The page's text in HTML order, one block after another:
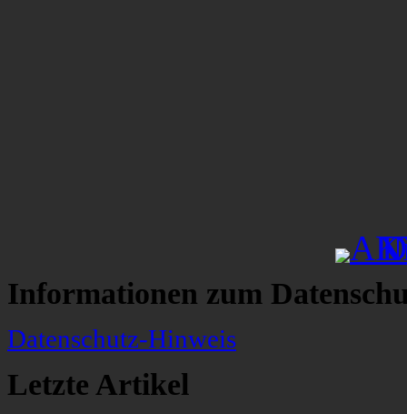
Informationen zum
Datenschutz-Hinweis
Letzte Artikel